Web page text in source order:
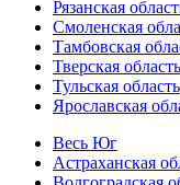
Рязанская
Смоленская
Тамбовская
Тверская область
Тульская область
Ярославская
Весь Юг
Астраханская